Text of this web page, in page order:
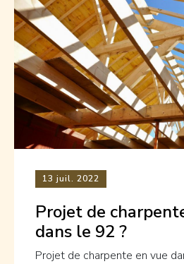
13 juil. 2022
Projet de
dans le 92 ?
Projet de charpente en vue